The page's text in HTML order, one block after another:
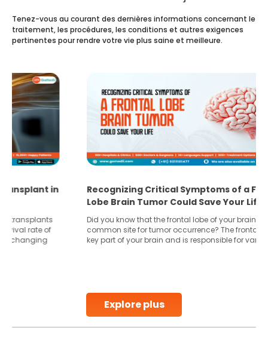
Explore plus
Tenez-vous au courant des dernières informations concernant le
traitement, les procédures, les conditions et autres exigences
pertinentes pour rendre votre vie plus saine et meilleure.
What You Need to Know Before Taking the
Step Towards IVF Without Husband’s Consent
In vitro fertilization (IVF) is a great option for the treatment
for infertility and widely known across the globe. It allows
many couples to start a family when natural conception